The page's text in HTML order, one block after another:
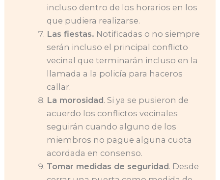
incluso dentro de los horarios en los
que pudiera realizarse.
Las fiestas. Notificadas o no siempre
serán incluso el principal conflicto
vecinal que terminarán incluso en la
llamada a la policía para haceros
callar.
La morosidad. Si ya se pusieron de
acuerdo los conflictos vecinales
seguirán cuando alguno de los
miembros no pague alguna cuota
acordada en consenso.
Tomar medidas de seguridad. Desde